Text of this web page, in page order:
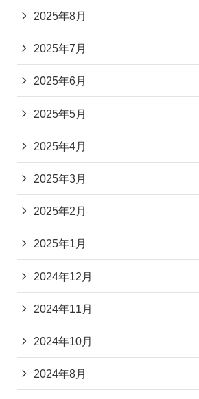
2025年8月
2025年7月
2025年6月
2025年5月
2025年4月
2025年3月
2025年2月
2025年1月
2024年12月
2024年11月
2024年10月
2024年8月